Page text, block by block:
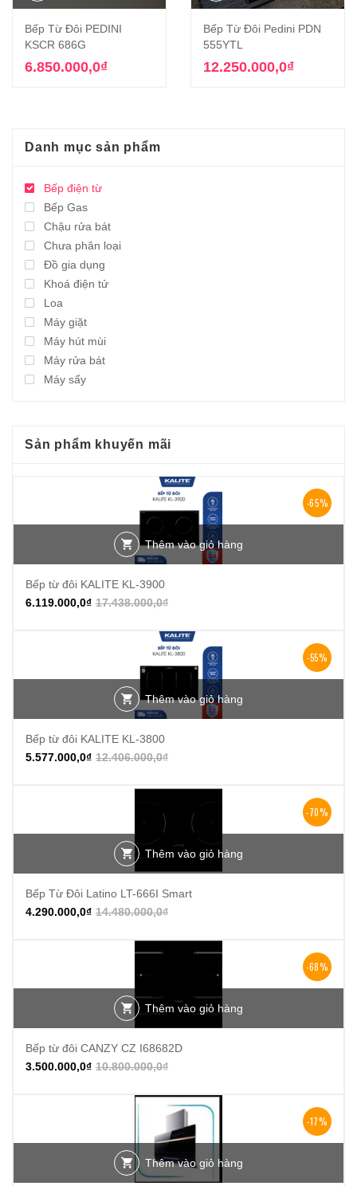
Bếp Từ Đôi PEDINI
KSCR 686G
6.850.000,0₫
Bếp Từ Đôi Pedini PDN
555YTL
12.250.000,0₫
Danh mục sản phẩm
Bếp điện từ
Bếp Gas
Chậu rửa bát
Chưa phân loại
Đồ gia dụng
Khoá điện tử
Loa
Máy giặt
Máy hút mùi
Máy rửa bát
Máy sấy
Sản phẩm khuyến mãi
-65%
Thêm vào giỏ hàng
Bếp từ đôi KALITE KL-3900
17.438.000,0₫
6.119.000,0₫
-55%
Thêm vào giỏ hàng
Bếp từ đôi KALITE KL-3800
12.406.000,0₫
5.577.000,0₫
-70%
Thêm vào giỏ hàng
Bếp Từ Đôi Latino LT-666I Smart
14.480.000,0₫
4.290.000,0₫
-68%
Thêm vào giỏ hàng
Bếp từ đôi CANZY CZ I68682D
10.800.000,0₫
3.500.000,0₫
-17%
Thêm vào giỏ hàng